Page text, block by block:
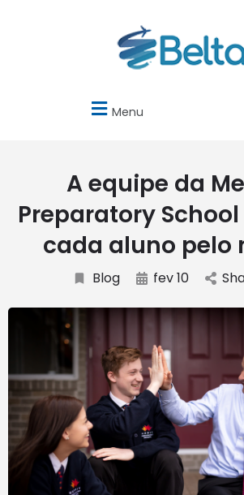
Menu
A equipe da
Preparatory
cada aluno pelo
Blog fev 10